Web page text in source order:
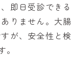
即日受診でき
りません。大
が、安全性と